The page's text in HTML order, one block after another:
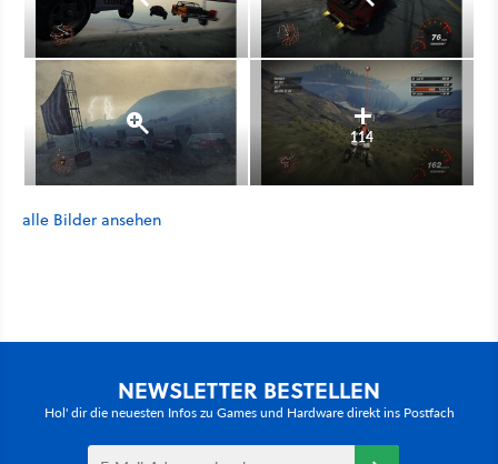
114
alle Bilder ansehen
NEWSLETTER BESTELLEN
Hol' dir die neuesten Infos zu Games und Hardware direkt ins Postfach